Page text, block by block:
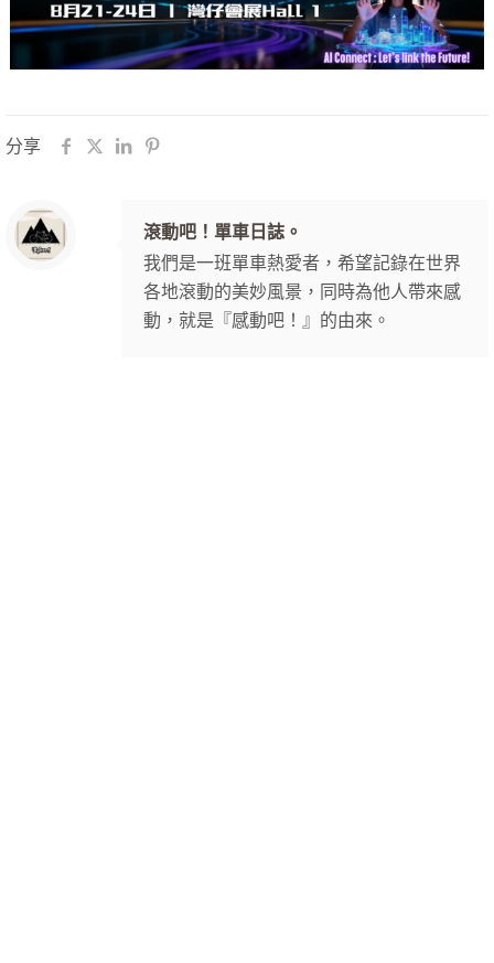
分享
滾動吧！單車日誌。
我們是一班單車熱愛者，希望記錄在世界
各地滾動的美妙風景，同時為他人帶來感
動，就是『感動吧！』的由來。